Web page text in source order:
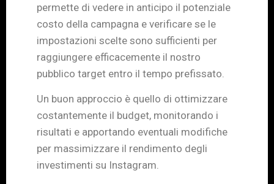
permette di vedere in anticipo il potenziale
costo della campagna e verificare se le
impostazioni scelte sono sufficienti per
raggiungere efficacemente il nostro
pubblico target entro il tempo prefissato.
Un buon approccio è quello di ottimizzare
costantemente il budget, monitorando i
risultati e apportando eventuali modifiche
per massimizzare il rendimento degli
investimenti su Instagram.